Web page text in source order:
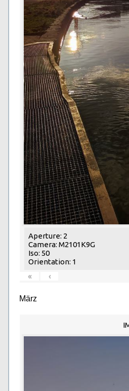
Aperture: 2
Camera: M2101K9G
Iso: 50
Orientation: 1
«
‹
März